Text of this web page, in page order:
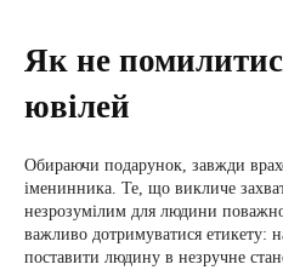
Як не
ювілей
Обираючи подарунок, завжди
іменинника. Те, що викличе
незрозумілим для людини
важливо дотримуватися етикету:
поставити людину в незручне